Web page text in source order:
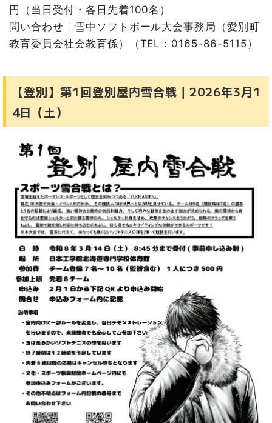
円（当日受付・各日先着100名）
問い合わせ｜雪中ソフトボール大会事務局（愛別町
教育委員会社会教育係）（TEL：0165-86-5115）
【登別】第1回登別屋内雪合戦｜2026年3月1
4日（土）